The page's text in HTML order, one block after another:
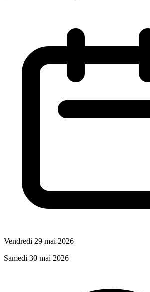
Vendredi 29 mai 2026
Samedi 30 mai 2026